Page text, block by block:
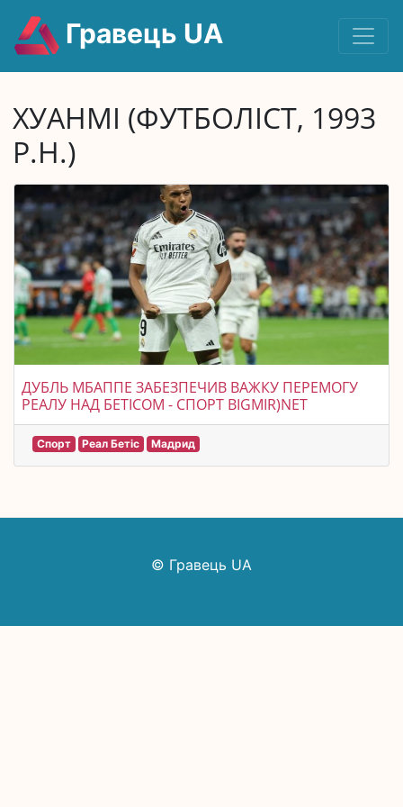
Гравець UA
ХУАНМІ (ФУТБОЛІСТ, 1993
Р.Н.)
ДУБЛЬ МБАППЕ ЗАБЕЗПЕЧИВ ВАЖКУ ПЕРЕМОГУ
РЕАЛУ НАД БЕТІСОМ - СПОРТ BIGMIR)NET
Спорт Реал Бетіс Мадрид
© Гравець UA